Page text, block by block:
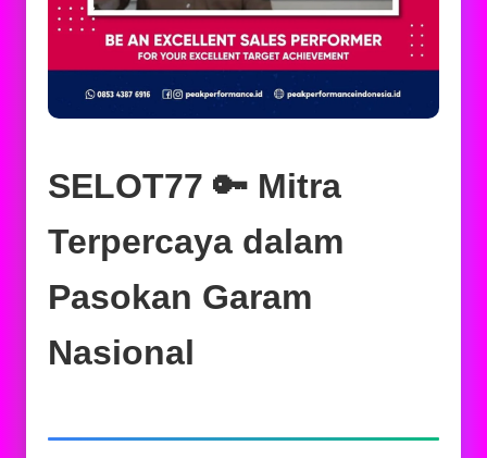
SELOT77 🔑 Mitra
Terpercaya dalam
Pasokan Garam
Nasional